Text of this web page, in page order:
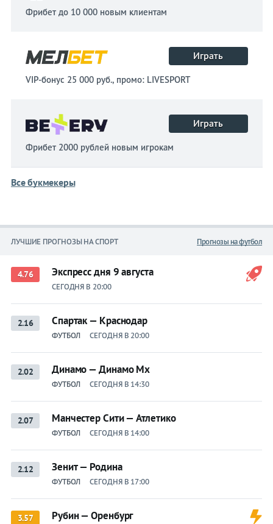
Фрибет до 10 000 новым клиентам
Играть
VIP-бонус 25 000 руб., промо: LIVESPORT
Играть
Фрибет 2000 рублей новым игрокам
Все букмекеры
ЛУЧШИЕ ПРОГНОЗЫ НА СПОРТ Прогнозы на футбол
4.76 Экспресс дня 9 августа
СЕГОДНЯ В 20:00
2.16 Спартак — Краснодар
ФУТБОЛ СЕГОДНЯ В 20:00
2.02 Динамо — Динамо Мх
ФУТБОЛ СЕГОДНЯ В 14:30
2.07 Манчестер Сити — Атлетико
ФУТБОЛ СЕГОДНЯ В 14:00
2.12 Зенит — Родина
ФУТБОЛ СЕГОДНЯ В 17:00
3.57 Рубин — Оренбург